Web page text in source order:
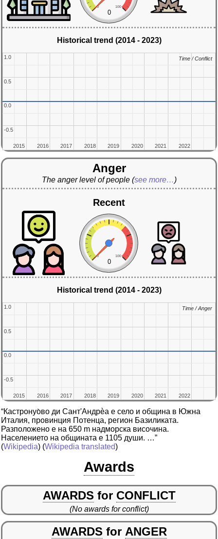
0 100
0
Historical trend (2014 - 2023)
2015
2015 2016
2016 2017
2017 2018
2018 2019
2019 2020
2020 2021
2021 2022
2022
-0.5
-0.5
0.0
0.0
0.5
0.5
1.0
1.0 Time / Conflict
Time / Conflict
Anger
The anger level of people (see more…)
Recent
0 100
0
Historical trend (2014 - 2023)
2015
2015 2016
2016 2017
2017 2018
2018 2019
2019 2020
2020 2021
2021 2022
2022
-0.5
-0.5
0.0
0.0
0.5
0.5
1.0
1.0 Time / Anger
Time / Anger
“Кастронуо̀во ди Сант'Андрѐа е село и община в Южна
Италия, провинция Потенца, регион Базиликата.
Разположено е на 650 m надморска височина.
Населението на общината е 1105 души. …”
(Wikipedia) (Wikipedia translated)
Awards
AWARDS for CONFLICT
(No awards for conflict)
AWARDS for ANGER